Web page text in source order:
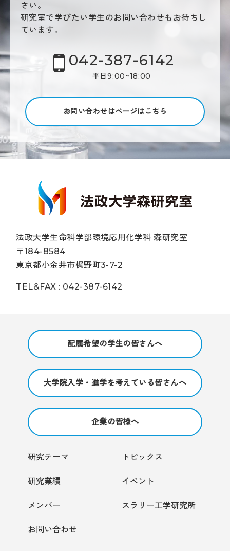
さい。
研究室で学びたい学生のお問い合わせもお待ちし
ています。
042-387-6142
平日9:00~18:00
お問い合わせはページはこちら
法政大学生命科学部環境応用化学科 森研究室
〒184-8584
東京都小金井市梶野町3-7-2
TEL&FAX : 042-387-6142
配属希望の学生の皆さんへ
大学院入学・進学を考えている皆さんへ
企業の皆様へ
研究テーマ トピックス
研究業績 イベント
メンバー スラリー工学研究所
お問い合わせ